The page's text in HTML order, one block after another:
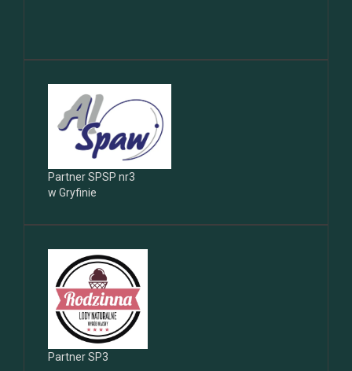
Partner SPSP nr3
w Gryfinie
Partner SP3